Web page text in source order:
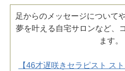
足からのメッセージについて
夢を叶える自宅サロンなど、
ます。
【46才遅咲きセラピスト ス